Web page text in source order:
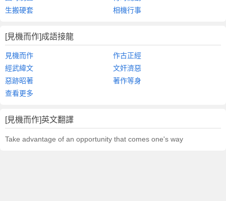
生搬硬套
相機行事
[見機而作]成語接龍
見機而作
作古正經
經武緯文
文奸濟惡
惡跡昭著
著作等身
查看更多
[見機而作]英文翻譯
Take advantage of an opportunity that comes one's way